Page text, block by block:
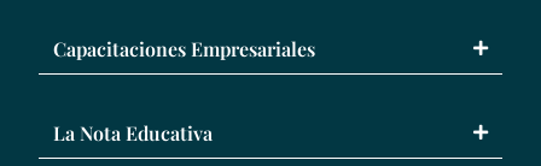
Capacitaciones Empresariales
La Nota Educativa